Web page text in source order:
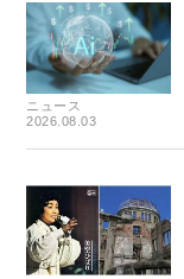
ニュース
2026.08.03